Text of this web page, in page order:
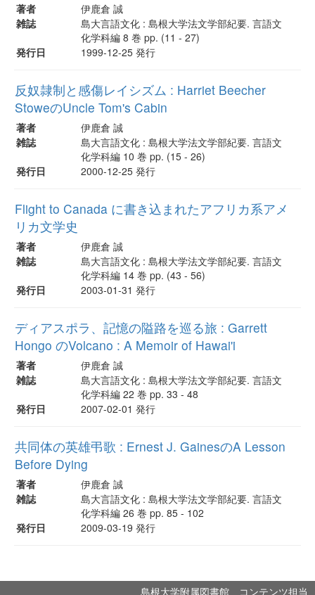
著者
伊鹿倉 誠
雑誌
島大言語文化 : 島根大学法文学部紀要. 言語文
化学科編 8 巻 pp. (11 - 27)
発行日
1999-12-25 発行
反奴隷制と感傷レイシズム : Harriet Beecher
StoweのUncle Tom's Cabin
著者
伊鹿倉 誠
雑誌
島大言語文化 : 島根大学法文学部紀要. 言語文
化学科編 10 巻 pp. (15 - 26)
発行日
2000-12-25 発行
Flight to Canada に書き込まれたアフリカ系アメ
リカ文学史
著者
伊鹿倉 誠
雑誌
島大言語文化 : 島根大学法文学部紀要. 言語文
化学科編 14 巻 pp. (43 - 56)
発行日
2003-01-31 発行
ディアスポラ、記憶の隘路を巡る旅 : Garrett
Hongo のVolcano : A Memoir of Hawai'i
著者
伊鹿倉 誠
雑誌
島大言語文化 : 島根大学法文学部紀要. 言語文
化学科編 22 巻 pp. 33 - 48
発行日
2007-02-01 発行
共同体の英雄弔歌 : Ernest J. GainesのA Lesson
Before Dying
著者
伊鹿倉 誠
雑誌
島大言語文化 : 島根大学法文学部紀要. 言語文
化学科編 26 巻 pp. 85 - 102
発行日
2009-03-19 発行
島根大学附属図書館 コンテンツ担当